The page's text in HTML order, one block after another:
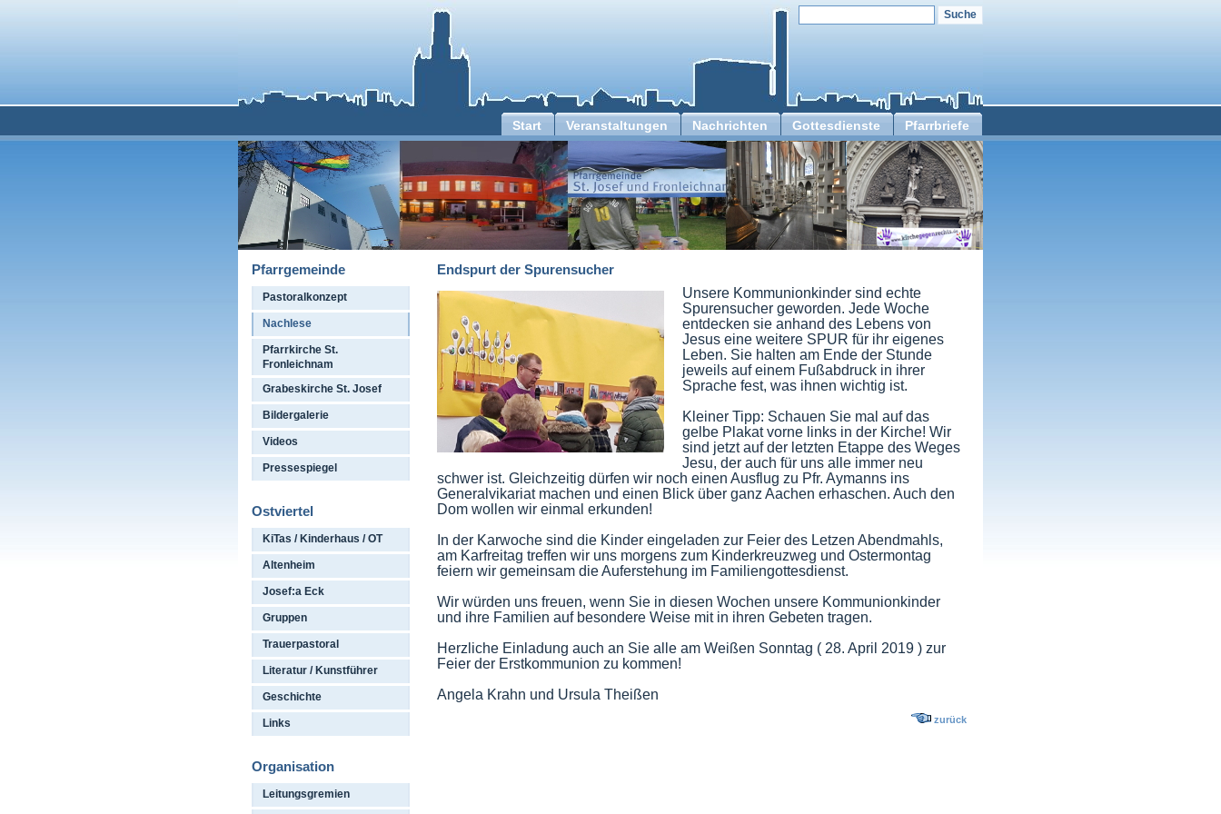
Start Veranstaltungen Nachrichten Gottesdienste Pfarrbriefe
Pfarrgemeinde
Pastoralkonzept
Nachlese
Pfarrkirche St.
Fronleichnam
Grabeskirche St. Josef
Bildergalerie
Videos
Pressespiegel
Ostviertel
KiTas / Kinderhaus / OT
Altenheim
Josef:a Eck
Gruppen
Trauerpastoral
Literatur / Kunstführer
Geschichte
Links
Organisation
Leitungsgremien
Endspurt der Spurensucher
Unsere Kommunionkinder sind echte
Spurensucher geworden. Jede Woche
entdecken sie anhand des Lebens von
Jesus eine weitere SPUR für ihr eigenes
Leben. Sie halten am Ende der Stunde
jeweils auf einem Fußabdruck in ihrer
Sprache fest, was ihnen wichtig ist.
Kleiner Tipp: Schauen Sie mal auf das
gelbe Plakat vorne links in der Kirche! Wir
sind jetzt auf der letzten Etappe des Weges
Jesu, der auch für uns alle immer neu
schwer ist. Gleichzeitig dürfen wir noch einen Ausflug zu Pfr. Aymanns ins
Generalvikariat machen und einen Blick über ganz Aachen erhaschen. Auch den
Dom wollen wir einmal erkunden!
In der Karwoche sind die Kinder eingeladen zur Feier des Letzen Abendmahls,
am Karfreitag treffen wir uns morgens zum Kinderkreuzweg und Ostermontag
feiern wir gemeinsam die Auferstehung im Familiengottesdienst.
Wir würden uns freuen, wenn Sie in diesen Wochen unsere Kommunionkinder
und ihre Familien auf besondere Weise mit in ihren Gebeten tragen.
Herzliche Einladung auch an Sie alle am Weißen Sonntag ( 28. April 2019 ) zur
Feier der Erstkommunion zu kommen!
Angela Krahn und Ursula Theißen
zurück